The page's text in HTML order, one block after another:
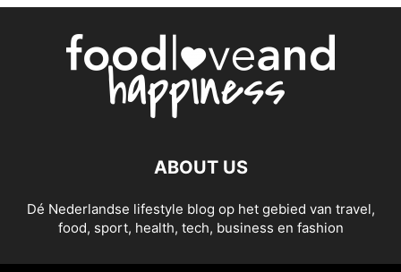
ABOUT US
Dé Nederlandse lifestyle blog op het gebied van travel,
food, sport, health, tech, business en fashion